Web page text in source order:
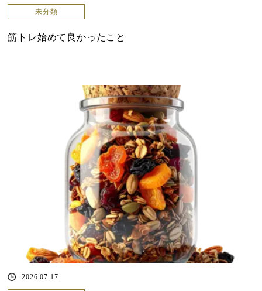
未分類
筋トレ始めて良かったこと
2026.07.17